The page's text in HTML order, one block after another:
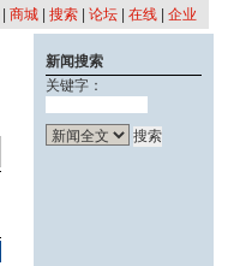
商城 搜索 论坛 在线 企业
新闻搜索
关键字：